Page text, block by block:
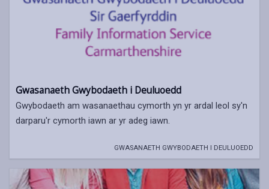
Gwasanaeth Gwybodaeth i Deuluoedd
Gwybodaeth am wasanaethau cymorth yn yr ardal leol sy'n
darparu'r cymorth iawn ar yr adeg iawn.
GWASANAETH GWYBODAETH I DEULUOEDD